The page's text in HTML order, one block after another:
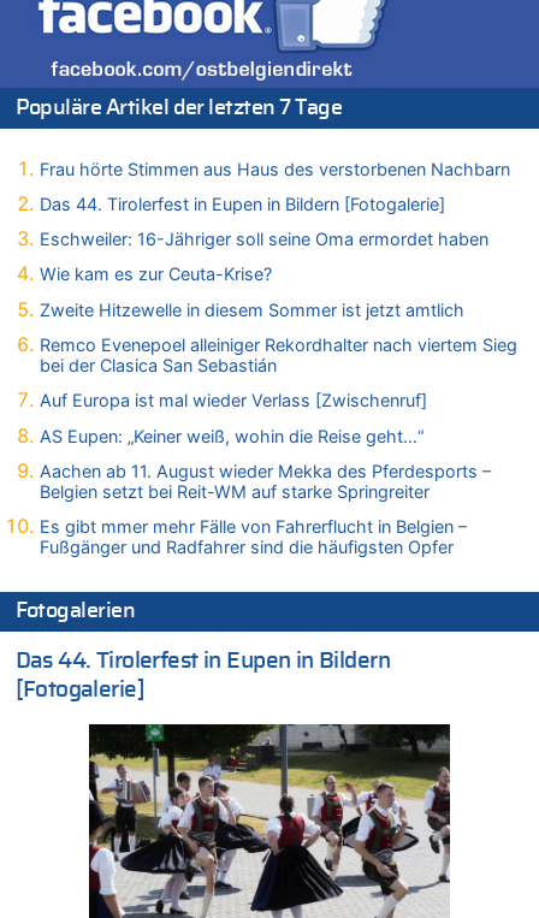
07.08.2026 - 15:30 von Soso zu
Aachen ab 11. August wieder Mekka des Pferdesports –
Belgien setzt bei Reit-WM auf starke Springreiter
07.08.2026 - 15:13 von Joseph Meyer zu
Mark van Bommel offiziell als neuer Nationalcoach der Roten
07.08.2026 - 15:06 von Wolfgang2 zu
Kollision zwischen Autofahrer und Radfahrer an RAVeL-Weg
07.08.2026 - 14:35 von Vorfahrt zu
Tempolimit in 30er-Zonen – Untersuchung von Vias
07.08.2026 - 14:33 von Ostbelgien Direkt zu
Offiziell: Van Bommel wird Belgiens Nationaltrainer
07.08.2026 - 13:39 von alter weißer mann zu
Zurück an den Rhein: Hendrich wechselt zum 1. FC Köln
07.08.2026 - 13:39 von Ach zu
Belgien setzt bei Reit-WM auf starke Springreiter
Wasserstand des Rheins in NRW so niedrig wie noch nie
In Belgien missachten zwei von drei Autofahrern das
Tempolimit in 30er-Zonen – Untersuchung von Vias
07.08.2026 - 13:20 von JoKrings zu
In Belgien missachten zwei von drei Autofahrern das
Tempolimit in 30er-Zonen – Untersuchung von Vias
07.08.2026 - 13:04 von Kein Raser zu
In Belgien missachten zwei von drei Autofahrern das
Tempolimit in 30er-Zonen – Untersuchung von Vias
07.08.2026 - 13:01 von Experten? zu
In Belgien missachten zwei von drei Autofahrern das
Tempolimit in 30er-Zonen – Untersuchung von Vias
07.08.2026 - 12:43 von JoKrings zu
Populäre Artikel der letzten 7 Tage
Frau hörte Stimmen aus Haus des verstorbenen Nachbarn
Das 44. Tirolerfest in Eupen in Bildern [Fotogalerie]
Eschweiler: 16-Jähriger soll seine Oma ermordet haben
Wie kam es zur Ceuta-Krise?
Zweite Hitzewelle in diesem Sommer ist jetzt amtlich
Remco Evenepoel alleiniger Rekordhalter nach viertem Sieg
bei der Clasica San Sebastián
Auf Europa ist mal wieder Verlass [Zwischenruf]
AS Eupen: „Keiner weiß, wohin die Reise geht…“
Aachen ab 11. August wieder Mekka des Pferdesports –
Belgien setzt bei Reit-WM auf starke Springreiter
Es gibt mmer mehr Fälle von Fahrerflucht in Belgien –
Fußgänger und Radfahrer sind die häufigsten Opfer
Fotogalerien
Das 44. Tirolerfest in Eupen in Bildern
[Fotogalerie]